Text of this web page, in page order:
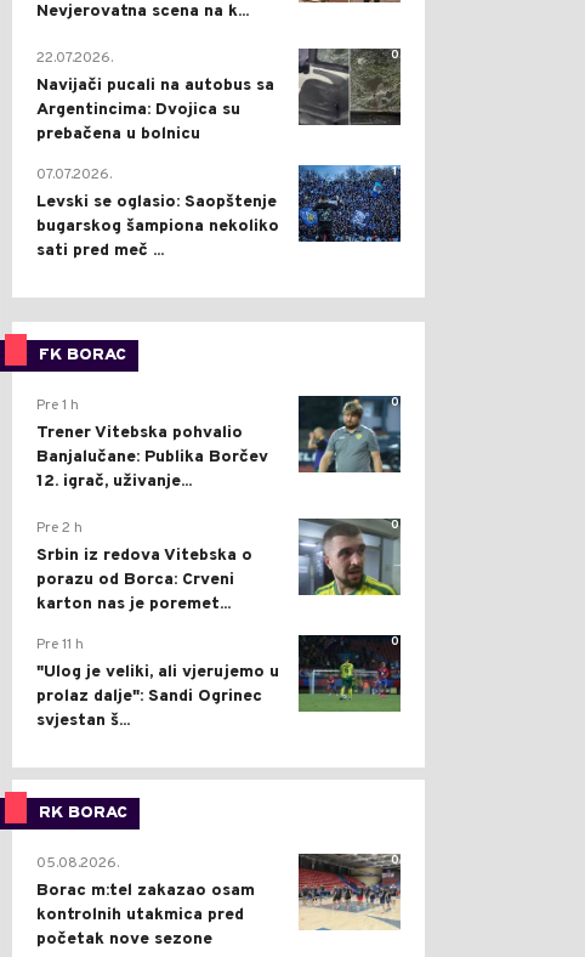
Nevjerovatna scena na k...
0
22.07.2026.
Navijači pucali na autobus sa
Argentincima: Dvojica su
prebačena u bolnicu
1
07.07.2026.
Levski se oglasio: Saopštenje
bugarskog šampiona nekoliko
sati pred meč ...
FK BORAC
0
Pre 1 h
Trener Vitebska pohvalio
Banjalučane: Publika Borčev
12. igrač, uživanje...
0
Pre 2 h
Srbin iz redova Vitebska o
porazu od Borca: Crveni
karton nas je poremet...
0
Pre 11 h
"Ulog je veliki, ali vjerujemo u
prolaz dalje": Sandi Ogrinec
svjestan š...
RK BORAC
0
05.08.2026.
Borac m:tel zakazao osam
kontrolnih utakmica pred
početak nove sezone